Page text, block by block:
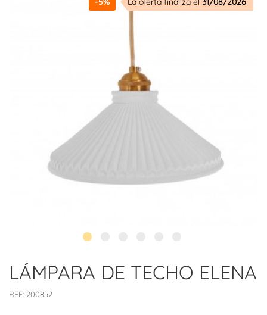
LÁMPARA DE TECHO ELENA
REF: 200852